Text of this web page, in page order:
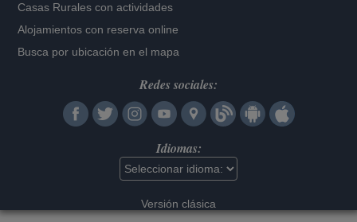
Casas Rurales con actividades
Alojamientos con reserva online
Busca por ubicación en el mapa
Redes sociales:
Idiomas:
Versión clásica